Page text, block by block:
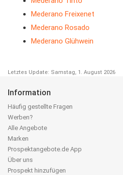
Mederano Freixenet
Mederano Rosado
Mederano Glühwein
Letztes Update: Samstag, 1. August 2026
Information
Häufig gestellte Fragen
Werben?
Alle Angebote
Marken
Prospektangebote.de App
Über uns
Prospekt hinzufügen